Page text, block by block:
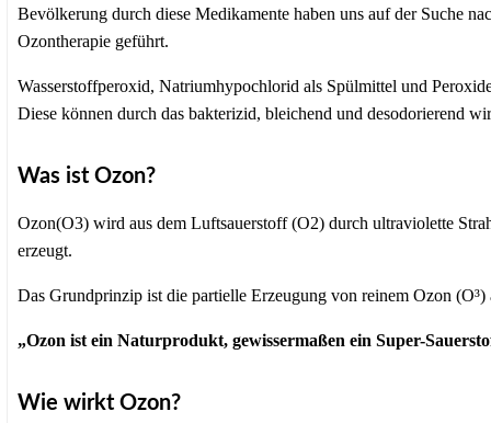
Bevölkerung durch diese Medikamente haben uns auf der Suche
Ozontherapie geführt.
Wasserstoffperoxid, Natriumhypochlorid als Spülmittel und
Diese können durch das bakterizid, bleichend und desodorierend
Was ist Ozon?
Ozon(O3) wird aus dem Luftsauerstoff (O2) durch ultraviolette
erzeugt.
Das Grundprinzip ist die partielle Erzeugung von reinem Ozon
„Ozon ist ein Naturprodukt, gewissermaßen ein Super-
Wie wirkt Ozon?